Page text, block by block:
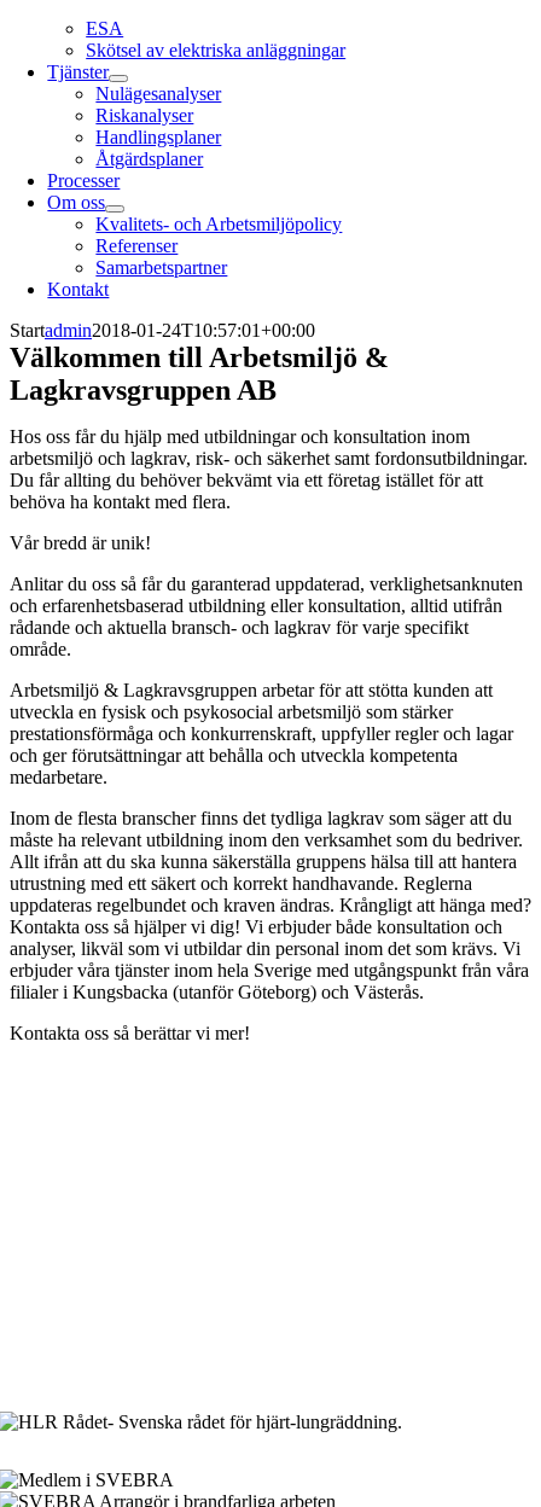
ESA
Skötsel av elektriska anläggningar
Tjänster
Nulägesanalyser
Riskanalyser
Handlingsplaner
Åtgärdsplaner
Processer
Om oss
Kvalitets- och Arbetsmiljöpolicy
Referenser
Samarbetspartner
Kontakt
Startadmin2018-01-24T10:57:01+00:00
Välkommen till Arbetsmiljö &
Lagkravsgruppen AB
Hos oss får du hjälp med utbildningar och konsultation inom
arbetsmiljö och lagkrav, risk- och säkerhet samt fordonsutbildningar.
Du får allting du behöver bekvämt via ett företag istället för att
behöva ha kontakt med flera.
Vår bredd är unik!
Anlitar du oss så får du garanterad uppdaterad, verklighetsanknuten
och erfarenhetsbaserad utbildning eller konsultation, alltid utifrån
rådande och aktuella bransch- och lagkrav för varje specifikt
område.
Arbetsmiljö & Lagkravsgruppen arbetar för att stötta kunden att
utveckla en fysisk och psykosocial arbetsmiljö som stärker
prestationsförmåga och konkurrenskraft, uppfyller regler och lagar
och ger förutsättningar att behålla och utveckla kompetenta
medarbetare.
Inom de flesta branscher finns det tydliga lagkrav som säger att du
måste ha relevant utbildning inom den verksamhet som du bedriver.
Allt ifrån att du ska kunna säkerställa gruppens hälsa till att hantera
utrustning med ett säkert och korrekt handhavande. Reglerna
uppdateras regelbundet och kraven ändras. Krångligt att hänga med?
Kontakta oss så hjälper vi dig! Vi erbjuder både konsultation och
analyser, likväl som vi utbildar din personal inom det som krävs. Vi
erbjuder våra tjänster inom hela Sverige med utgångspunkt från våra
filialer i Kungsbacka (utanför Göteborg) och Västerås.
Kontakta oss så berättar vi mer!